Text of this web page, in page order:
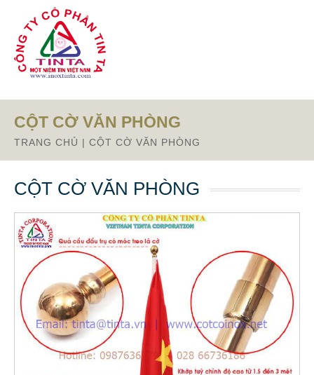
Từ mục này trở xuống là mã nguồn Zalo
CỘT CỜ VĂN PHÒNG
TRANG CHỦ | CỘT CỜ VĂN PHÒNG
CỘT CỜ VĂN PHÒNG